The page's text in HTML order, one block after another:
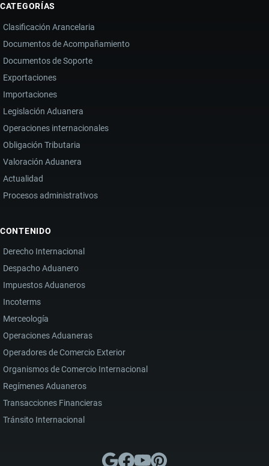
CATEGORÍAS
Clasificación Arancelaria
Documentos de Acompañamiento
Documentos de Soporte
Exportaciones
Importaciones
Legislación Aduanera
Operaciones internacionales
Obligación Tributaria
Valoración Aduanera
Actualidad
Procesos administrativos
CONTENIDO
Derecho Internacional
Despacho Aduanero
Impuestos Aduaneros
Incoterms
Merceología
Operaciones Aduaneras
Operadores de Comercio Exterior
Organismos de Comercio Internacional
Regímenes Aduaneros
Transacciones Financieras
Tránsito Internacional